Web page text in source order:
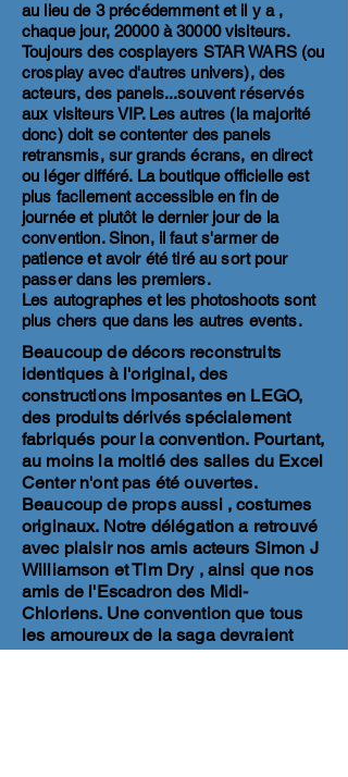
au lieu de 3 précédemment et il y a ,
chaque jour, 20000 à 30000 visiteurs.
Toujours des cosplayers STAR WARS (ou
crosplay avec d'autres univers), des
acteurs, des panels...souvent réservés
aux visiteurs VIP. Les autres (la majorité
donc) doit se contenter des panels
retransmis, sur grands écrans, en direct
ou léger différé. La boutique officielle est
plus facilement accessible en fin de
journée et plutôt le dernier jour de la
convention. Sinon, il faut s'armer de
patience et avoir été tiré au sort pour
passer dans les premiers.
Les autographes et les photoshoots sont
plus chers que dans les autres events.
Beaucoup de décors reconstruits
identiques à l'original, des
constructions imposantes en LEGO,
des produits dérivés spécialement
fabriqués pour la convention. Pourtant,
au moins la moitié des salles du Excel
Center n'ont pas été ouvertes.
Beaucoup de props aussi , costumes
originaux. Notre délégation a retrouvé
avec plaisir nos amis acteurs Simon J
Williamson et Tim Dry , ainsi que nos
amis de l'Escadron des Midi-
Chloriens. Une convention que tous
les amoureux de la saga devraient
faire au moins une fois dans leur vie